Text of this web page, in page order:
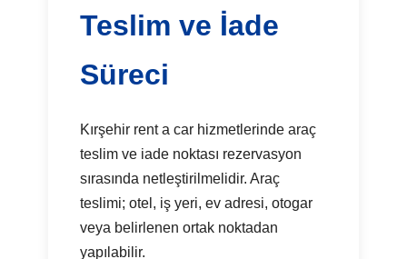
Teslim ve İade
Süreci
Kırşehir rent a car hizmetlerinde araç
teslim ve iade noktası rezervasyon
sırasında netleştirilmelidir. Araç
teslimi; otel, iş yeri, ev adresi, otogar
veya belirlenen ortak noktadan
yapılabilir.